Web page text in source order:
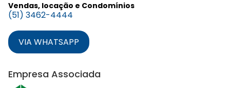
Vendas, locação e Condomínios
(51) 3462-4444
VIA WHATSAPP
Empresa Associada